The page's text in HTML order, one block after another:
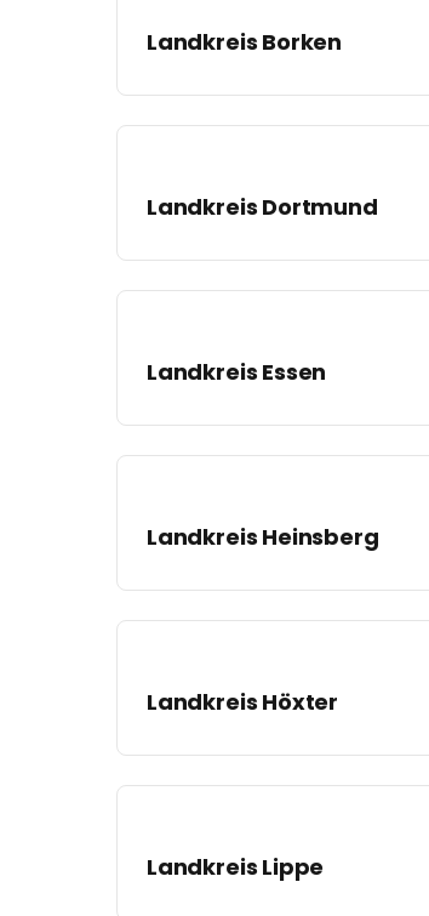
Landkreis Borken
Landkreis Dortmund
Landkreis Essen
Landkreis Heinsberg
Landkreis Höxter
Landkreis Lippe